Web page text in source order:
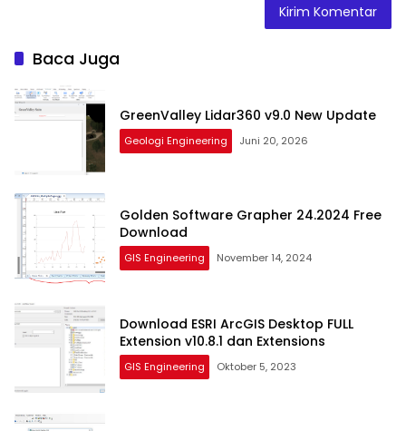
Baca Juga
GreenValley Lidar360 v9.0 New Update
Geologi Engineering Juni 20, 2026
Golden Software Grapher 24.2024 Free
Download
GIS Engineering November 14, 2024
Download ESRI ArcGIS Desktop FULL
Extension v10.8.1 dan Extensions
GIS Engineering Oktober 5, 2023